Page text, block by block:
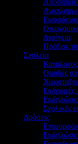
Διαύγεια
Πράξεις
Σχολεία
Ομάδες
Εκδρομές
Σχολικές
Δράσεις